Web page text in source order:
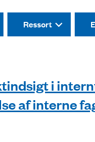
Ressort
i
af interne